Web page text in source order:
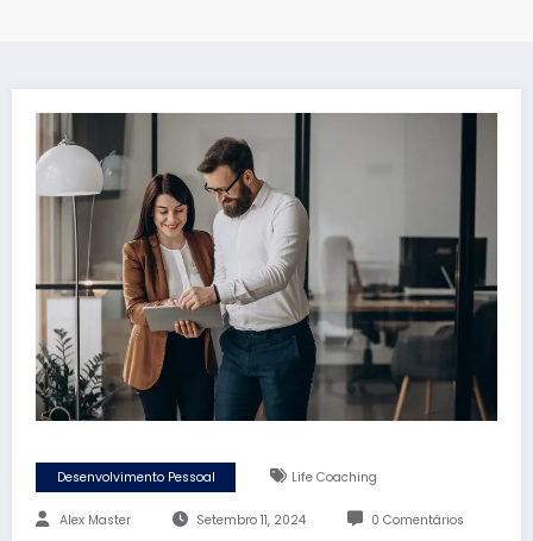
Desenvolvimento Pessoal Life Coaching
Alex Master Setembro 11, 2024 0 Comentários